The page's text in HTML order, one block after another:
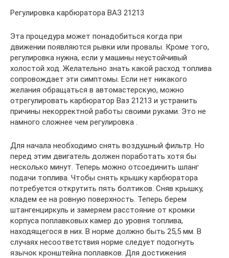
Регулировка карбюратора ВАЗ 21213
Эта процедура может понадобиться когда при
движении появляются рывки или провалы. Кроме того,
регулировка нужна, если у машины неустойчивый
холостой ход. Желательно знать какой расход топлива
сопровождает эти симптомы. Если нет никакого
желания обращаться в автомастерскую, можно
отрегулировать карбюратор Ваз 21213 и устранить
причины некорректной работы своими руками. Это не
намного сложнее чем регулировка .
Для начала необходимо снять воздушный фильтр. Но
перед этим двигатель должен поработать хотя бы
несколько минут. Теперь можно отсоединить шланг
подачи топлива. Чтобы снять крышку карбюратора
потребуется открутить пять болтиков. Сняв крышку,
кладем ее на ровную поверхность. Теперь берем
штангенциркуль и замеряем расстояние от кромки
корпуса поплавковых камер до уровня топлива,
находящегося в них. В норме должно быть 25,5 мм. В
случаях несоответствия норме следует подогнуть
язычок кронштейна поплавков. Для достижения